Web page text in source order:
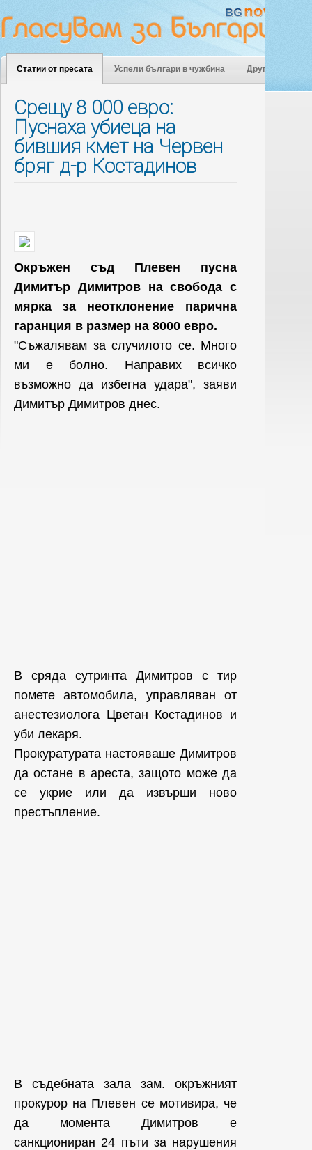
Статии от пресата Успели българи в чужбина Други
Срещу 8 000 евро:
Пуснаха убиеца на
бившия кмет на Червен
бряг д-р Костадинов
Окръжен съд Плевен пусна
Димитър Димитров на свобода с
мярка за неотклонение парична
гаранция в размер на 8000 евро.
"Съжалявам за случилото се. Много
ми е болно. Направих всичко
възможно да избегна удара", заяви
Димитър Димитров днес.
В сряда сутринта Димитров с тир
помете автомобила, управляван от
анестезиолога Цветан Костадинов и
уби лекаря.
Прокуратурата настояваше Димитров
да остане в ареста, защото може да
се укрие или да извърши ново
престъпление.
В съдебната зала зам. окръжният
прокурор на Плевен се мотивира, че
да момента Димитров е
санкциониран 24 пъти за нарушения